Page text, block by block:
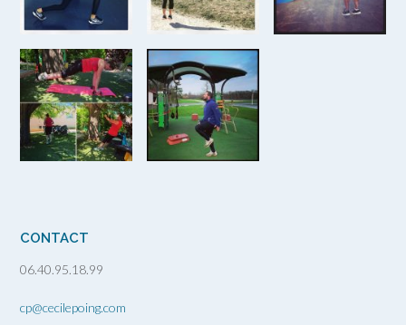
CONTACT
06.40.95.18.99
cp@cecilepoing.com